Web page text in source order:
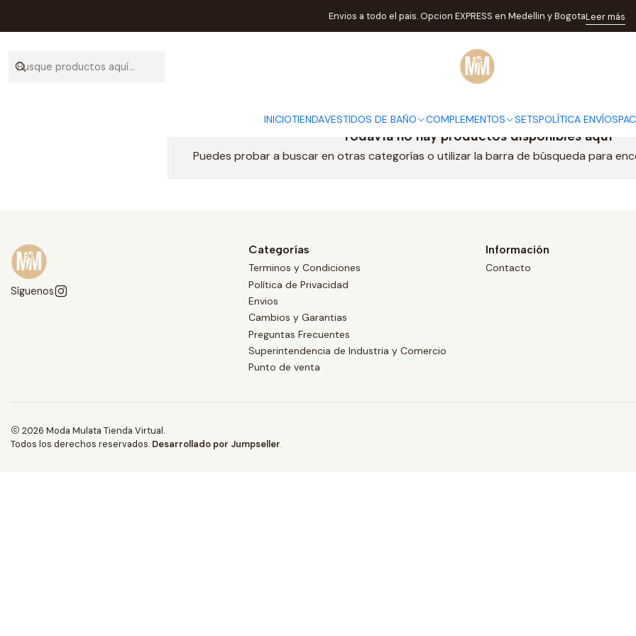
INICIOTIENDAVESTIDOS DE BAÑO COMPLEMENTOS SETSPOLÍTICA ENVÍOS
Envios a todo el pais. Opcion EXPRESS en Medellin y BogotaLeer más
Inicio 1158+1159
1158+1159
Todavía no hay productos disponibles aquí
Puedes probar a buscar en otras categorías o utilizar la barra de búsqueda para
Síguenos
Categorías
Terminos y Condiciones
Política de Privacidad
Envios
Cambios y Garantias
Preguntas Frecuentes
Superintendencia de Industria y Comercio
Punto de venta
Información
Contacto
2026 Moda Mulata Tienda Virtual.
Todos los derechos reservados. Desarrollado por Jumpseller.